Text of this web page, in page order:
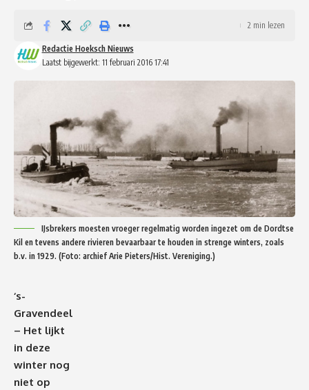
Laatst bijgewerkt: 11 februari 2016 17:41
Redactie Hoeksch Nieuws
2 min lezen
IJsbrekers moesten vroeger regelmatig worden ingezet om de Dordtse
Kil en tevens andere rivieren bevaarbaar te houden in strenge winters, zoals
b.v. in 1929. (Foto: archief Arie Pieters/Hist. Vereniging.)
‘s-
Gravendeel
– Het lijkt
in deze
winter nog
niet op